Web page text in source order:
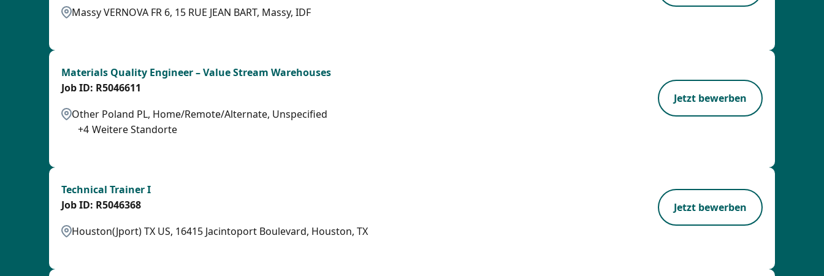
Massy VERNOVA FR 6, 15 RUE JEAN BART, Massy, IDF
Materials Quality Engineer – Value Stream Warehouses
Other Poland PL, Home/Remote/Alternate, Unspecified
+4 Weitere Standorte
R5046611
Jetzt bewerben
Technical Trainer I
Houston(Jport) TX US, 16415 Jacintoport Boulevard, Houston, TX
R5046368 Jetzt bewerben